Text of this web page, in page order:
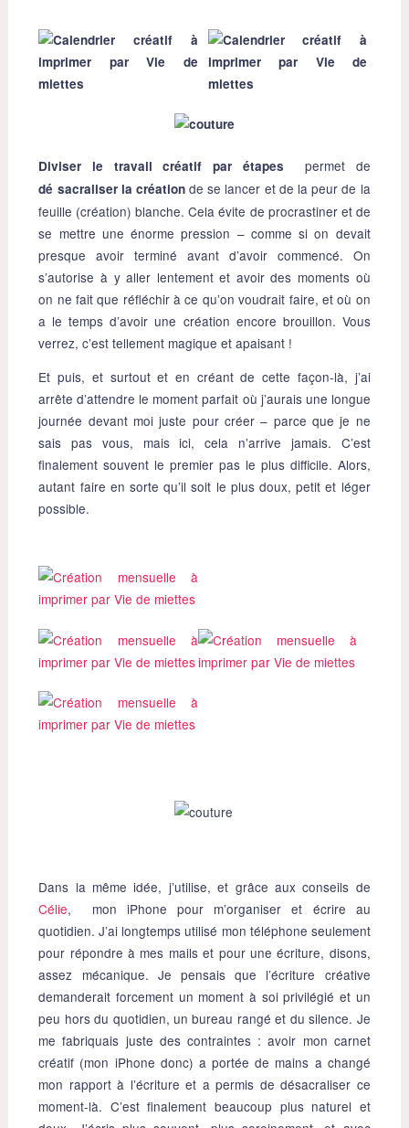
Diviser le travail créatif par étapes permet de
dé sacraliser la créationde se lancer et de la peur de la
feuille (création) blanche. Cela évite de procrastiner et de
se mettre une énorme pression – comme si on devait
presque avoir terminé avant d’avoir commencé. On
s’autorise à y aller lentement et avoir des moments où
on ne fait que réfléchir à ce qu’on voudrait faire, et où on
a le temps d’avoir une création encore brouillon. Vous
verrez, c’est tellement magique et apaisant !
Et puis, et surtout et en créant de cette façon-là, j’ai
arrête d’attendre le moment parfait où j’aurais une longue
journée devant moi juste pour créer – parce que je ne
sais pas vous, mais ici, cela n’arrive jamais. C’est
finalement souvent le premier pas le plus difficile. Alors,
autant faire en sorte qu’il soit le plus doux, petit et léger
possible.
Dans la même idée, j’utilise, et grâce aux conseils de
Célie, mon iPhone pour m’organiser et écrire au
quotidien. J’ai longtemps utilisé mon téléphone seulement
pour répondre à mes mails et pour une écriture, disons,
assez mécanique. Je pensais que l’écriture créative
demanderait forcement un moment à soi privilégié et un
peu hors du quotidien, un bureau rangé et du silence. Je
me fabriquais juste des contraintes : avoir mon carnet
créatif (mon iPhone donc) a portée de mains a changé
mon rapport à l’écriture et a permis de désacraliser ce
moment-là. C’est finalement beaucoup plus naturel et